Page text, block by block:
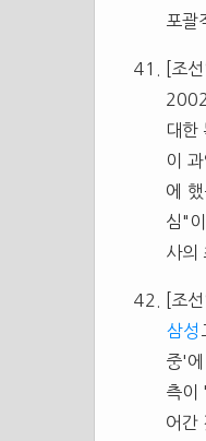
포괄
[조
대한
이
에
심"
사의
[조
삼성
중'
측이
어간